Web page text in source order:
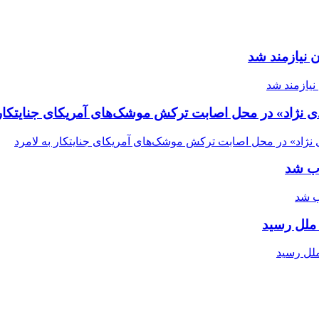
نیازمند شد
نژاد» در محل اصابت ترکش موشک‌های آمریکای جنایتکار
شد
رسید